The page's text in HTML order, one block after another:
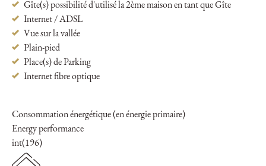
Gîte(s) possibilité d'utilisé la 2ème maison en tant que Gîte
Internet / ADSL
Vue sur la vallée
Plain-pied
Place(s) de Parking
Internet fibre optique
Consommation énergétique (en énergie primaire)
Energy performance
int(196)